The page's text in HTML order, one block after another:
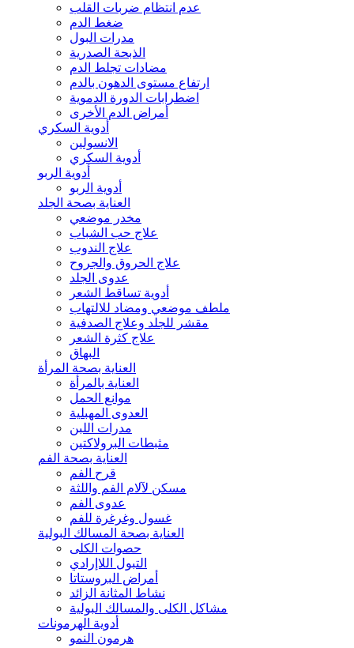
عدم انتظام ضربات القلب
ضغط الدم
مدرات البول
الذبحة الصدرية
مضادات تجلط الدم
ارتفاع مستوى الدهون بالدم
اضطرابات الدورة الدموية
أمراض الدم الأخرى
أدوية السكري
الانسولين
أدوية السكري
أدوية الربو
أدوية الربو
العناية بصحة الجلد
مخدر موضعي
علاج حب الشباب
علاج الندوب
علاج الحروق والجروح
عدوى الجلد
أدوية تساقط الشعر
ملطف موضعي ومضاد للالتهاب
مقشر للجلد وعلاج الصدفية
علاج كثرة الشعر
البهاق
العناية بصحة المرأة
العناية بالمرأة
موانع الحمل
العدوى المهبلية
مدرات اللبن
مثبطات البرولاكتين
العناية بصحة الفم
قرح الفم
مسكن لآلام الفم واللثة
عدوى الفم
غسول وغرغرة للفم
العناية بصحة المسالك البولية
حصوات الكلى
التبول اللاإرادي
أمراض البروستاتا
نشاط المثانة الزائد
مشاكل الكلى والمسالك البولية
أدوية الهرمونات
هرمون النمو